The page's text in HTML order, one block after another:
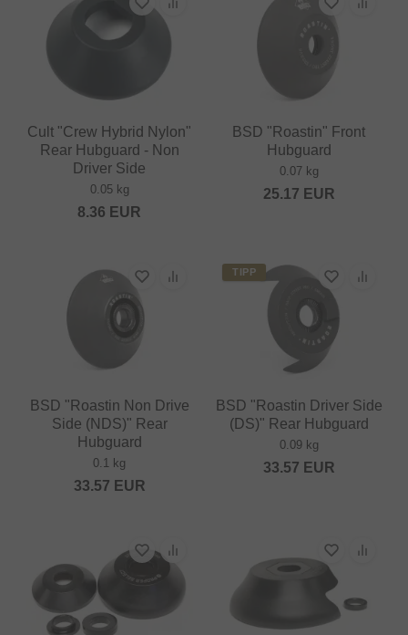
Cult "Crew Hybrid Nylon"
Rear Hubguard - Non
Driver Side
0.05 kg
8.36 EUR
BSD "Roastin" Front
Hubguard
0.07 kg
25.17 EUR
BSD "Roastin Non Drive
Side (NDS)" Rear
Hubguard
0.1 kg
33.57 EUR
TIPP
BSD "Roastin Driver Side
(DS)" Rear Hubguard
0.09 kg
33.57 EUR